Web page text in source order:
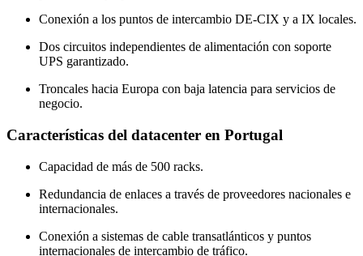
Conexión a los puntos de intercambio DE-CIX y a IX locales.
Dos circuitos independientes de alimentación con soporte
UPS garantizado.
Troncales hacia Europa con baja latencia para servicios de
negocio.
Características del datacenter en Portugal
Capacidad de más de 500 racks.
Redundancia de enlaces a través de proveedores nacionales e
internacionales.
Conexión a sistemas de cable transatlánticos y puntos
internacionales de intercambio de tráfico.